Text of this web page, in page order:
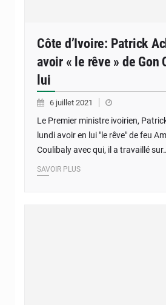
Côte d’Ivoire: Patrick
avoir « le rêve » de Gon
lui
6 juillet 2021
Le Premier ministre ivoirien,
lundi avoir en lui "le rêve" de feu
Coulibaly avec qui, il a travaillé
SAVOIR PLUS